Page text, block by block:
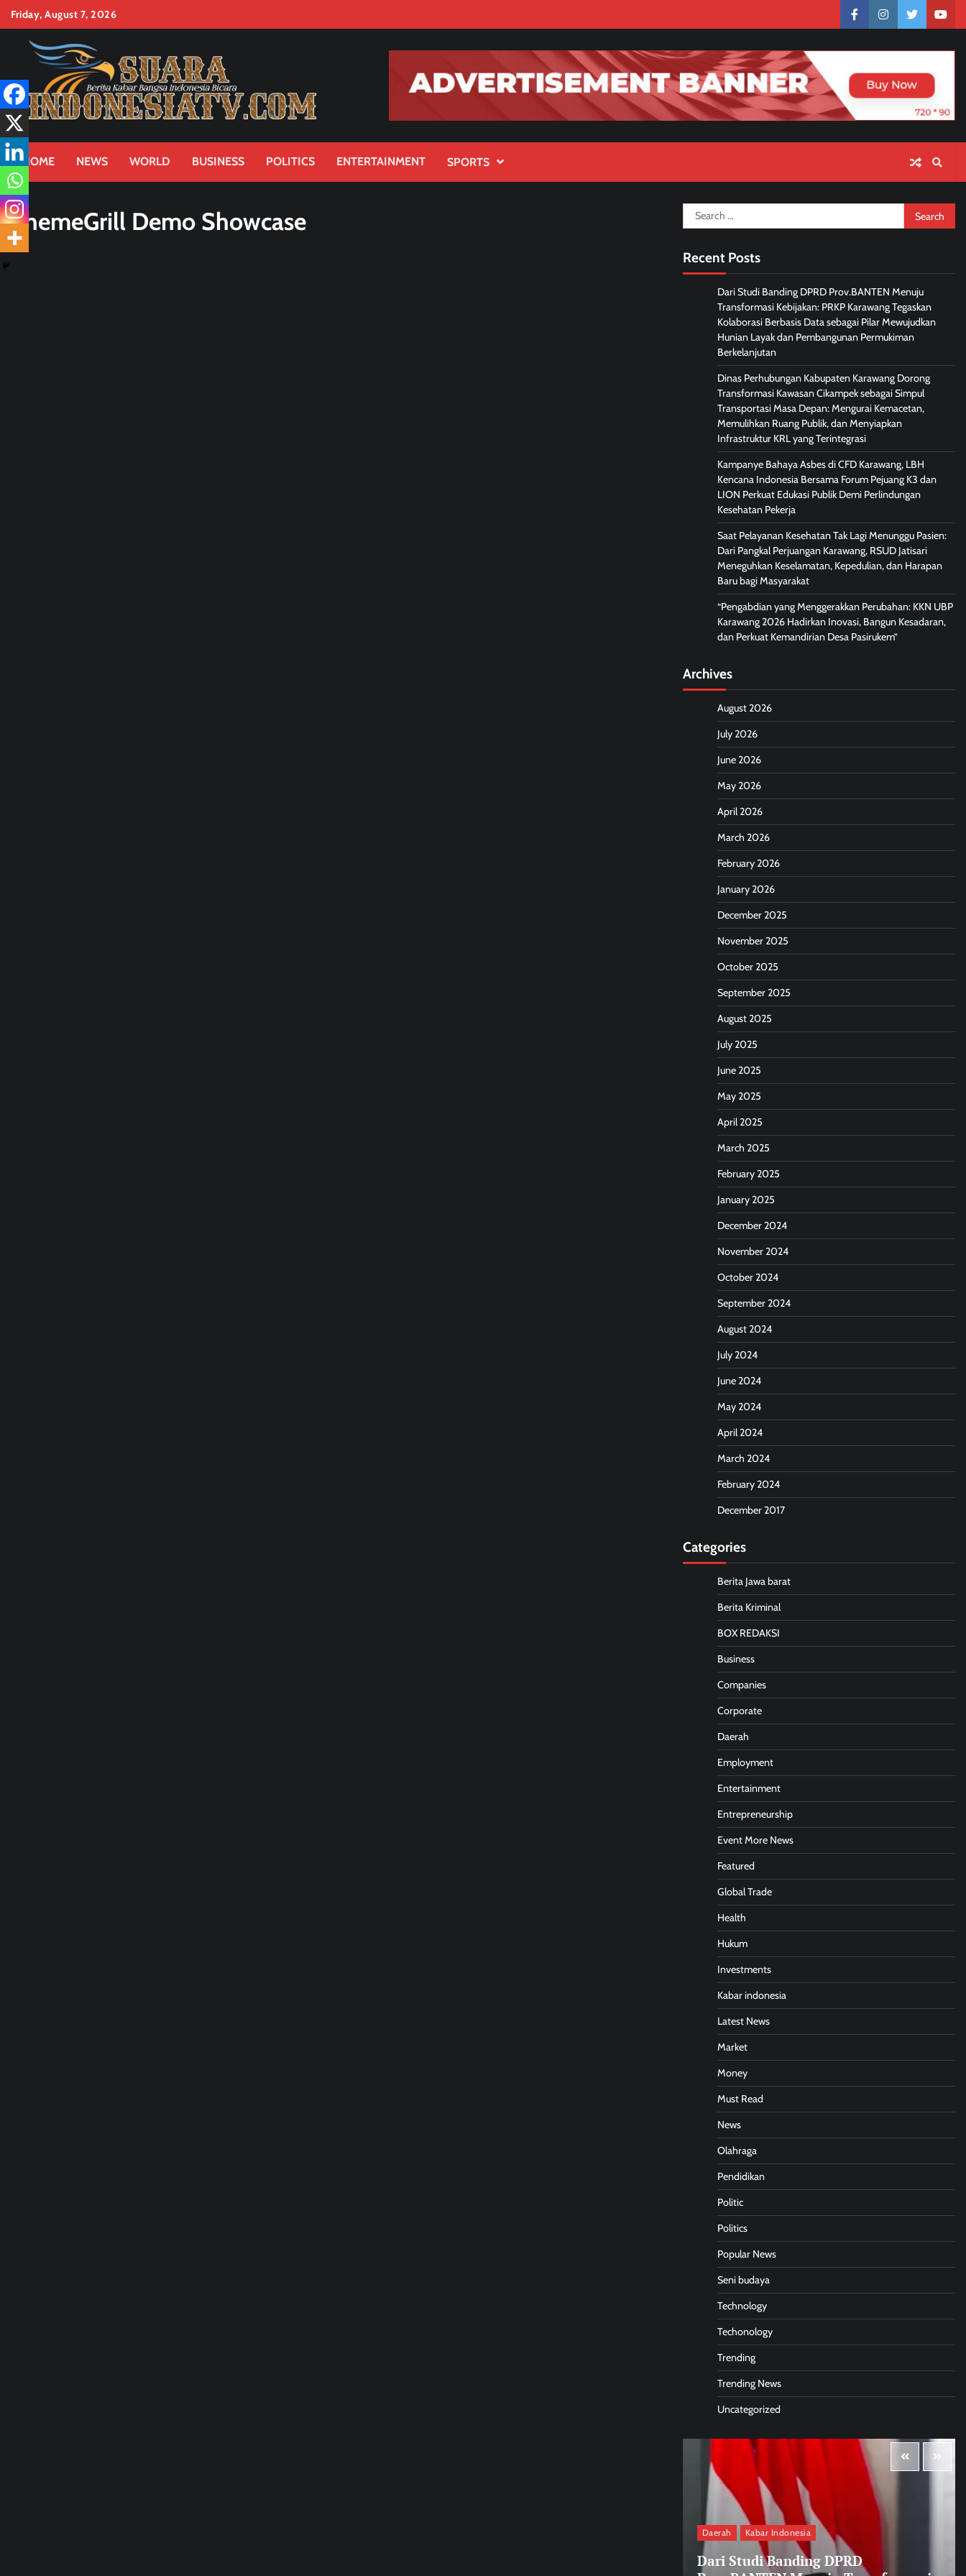
Skip
content
Friday, August 7, 2026
facebookinstagramtwitter
HOME NEWS WORLD BUSINESS POLITICS ENTERTAINMENT SPORTS
ThemeGrill Demo Showcase
Search
for:
Recent Posts
Dari Studi Banding DPRD Prov.BANTEN Menuju
Transformasi Kebijakan: PRKP Karawang Tegaskan
Kolaborasi Berbasis Data sebagai Pilar Mewujudkan
Hunian Layak dan Pembangunan Permukiman
Berkelanjutan
Dinas Perhubungan Kabupaten Karawang Dorong
Transformasi Kawasan Cikampek sebagai Simpul
Transportasi Masa Depan: Mengurai Kemacetan,
Memulihkan Ruang Publik, dan Menyiapkan
Infrastruktur KRL yang Terintegrasi
Kampanye Bahaya Asbes di CFD Karawang, LBH
Kencana Indonesia Bersama Forum Pejuang K3 dan
LION Perkuat Edukasi Publik Demi Perlindungan
Kesehatan Pekerja
Saat Pelayanan Kesehatan Tak Lagi Menunggu Pasien:
Dari Pangkal Perjuangan Karawang, RSUD Jatisari
Meneguhkan Keselamatan, Kepedulian, dan Harapan
Baru bagi Masyarakat
“Pengabdian yang Menggerakkan Perubahan: KKN UBP
Karawang 2026 Hadirkan Inovasi, Bangun Kesadaran,
dan Perkuat Kemandirian Desa Pasirukem”
Archives
August 2026
July 2026
June 2026
May 2026
April 2026
March 2026
February 2026
January 2026
December 2025
November 2025
October 2025
September 2025
August 2025
July 2025
June 2025
May 2025
April 2025
March 2025
February 2025
January 2025
December 2024
November 2024
October 2024
September 2024
August 2024
July 2024
June 2024
May 2024
April 2024
March 2024
February 2024
December 2017
Categories
Berita Jawa barat
Berita Kriminal
BOX REDAKSI
Business
Companies
Corporate
Daerah
Employment
Entertainment
Entrepreneurship
Event More News
Featured
Global Trade
Health
Hukum
Investments
Kabar indonesia
Latest News
Market
Money
Must Read
News
Olahraga
Pendidikan
Politic
Politics
Popular News
Seni budaya
Technology
Techonology
Trending
Trending News
Uncategorized
Daerah Kabar Indonesia
Dari Studi Banding DPRD